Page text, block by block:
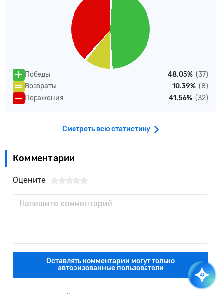
Победы 48.05% (37)
Возвраты
10.39% (8)
Поражения
41.56% (32)
Смотреть всю статистику
Комментарии
Оцените
Оставлять комментарии могут только
авторизованные пользователи